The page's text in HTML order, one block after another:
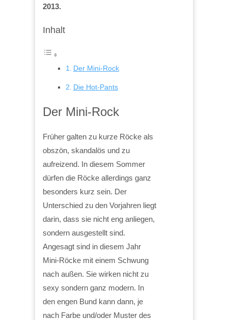
2013.
Inhalt
Der Mini-Rock
Die Hot-Pants
Der Mini-Rock
Früher galten zu kurze Röcke als
obszön, skandalös und zu
aufreizend. In diesem Sommer
dürfen die Röcke allerdings ganz
besonders kurz sein. Der
Unterschied zu den Vorjahren liegt
darin, dass sie nicht eng anliegen,
sondern ausgestellt sind.
Angesagt sind in diesem Jahr
Mini-Röcke mit einem Schwung
nach außen. Sie wirken nicht zu
sexy sondern ganz modern. In
den engen Bund kann dann, je
nach Farbe und/oder Muster des